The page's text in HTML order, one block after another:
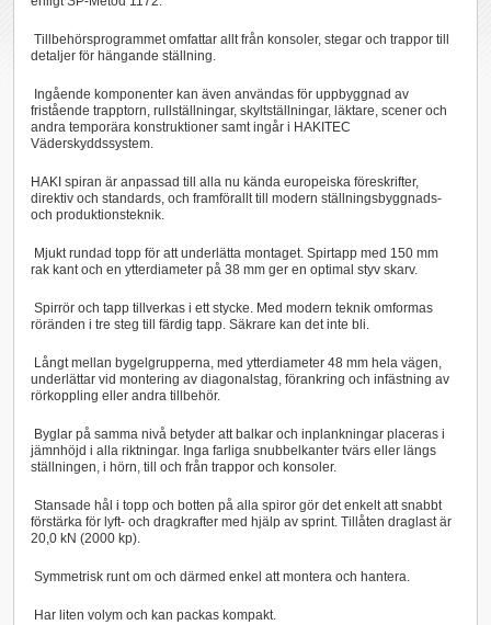
Tillbehörsprogrammet omfattar allt från konsoler, stegar och trappor till
detaljer för hängande ställning.
Ingående komponenter kan även användas för uppbyggnad av
fristående trapptorn, rullställningar, skyltställningar, läktare, scener och
andra temporära konstruktioner samt ingår i HAKITEC
Väderskyddssystem.
HAKI spiran är anpassad till alla nu kända europeiska föreskrifter,
direktiv och standards, och framförallt till modern ställningsbyggnads-
och produktionsteknik.
Mjukt rundad topp för att underlätta montaget. Spirtapp med 150 mm
rak kant och en ytterdiameter på 38 mm ger en optimal styv skarv.
Spirrör och tapp tillverkas i ett stycke. Med modern teknik omformas
röränden i tre steg till färdig tapp. Säkrare kan det inte bli.
Långt mellan bygelgrupperna, med ytterdiameter 48 mm hela vägen,
underlättar vid montering av diagonalstag, förankring och infästning av
rörkoppling eller andra tillbehör.
Byglar på samma nivå betyder att balkar och inplankningar placeras i
jämnhöjd i alla riktningar. Inga farliga snubbelkanter tvärs eller längs
ställningen, i hörn, till och från trappor och konsoler.
Stansade hål i topp och botten på alla spiror gör det enkelt att snabbt
förstärka för lyft- och dragkrafter med hjälp av sprint. Tillåten draglast är
20,0 kN (2000 kp).
Symmetrisk runt om och därmed enkel att montera och hantera.
Har liten volym och kan packas kompakt.